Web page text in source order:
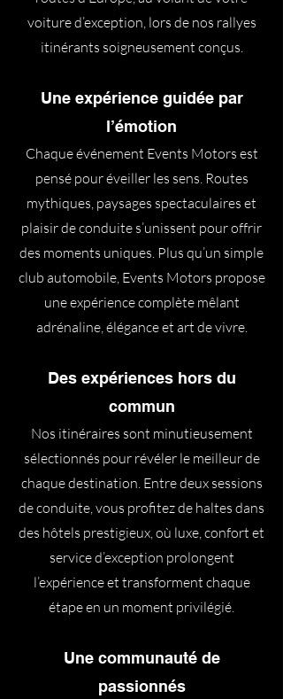
voiture d’exception, lors de nos rallyes
itinérants soigneusement conçus.
Une expérience guidée par
l’émotion
Chaque événement Events Motors est
pensé pour éveiller les sens. Routes
mythiques, paysages spectaculaires et
plaisir de conduite s’unissent pour offrir
des moments uniques. Plus qu’un simple
club automobile, Events Motors propose
une expérience complète mêlant
adrénaline, élégance et art de vivre.
Des expériences hors du
commun
Nos itinéraires sont minutieusement
sélectionnés pour révéler le meilleur de
chaque destination. Entre deux sessions
de conduite, vous profitez de haltes dans
des hôtels prestigieux, où luxe, confort et
service d’exception prolongent
l’expérience et transforment chaque
étape en un moment privilégié.
Une communauté de
passionnés